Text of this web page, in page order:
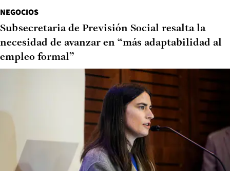
NEGOCIOS
Subsecretaria de Previsión Social resalta la
necesidad de avanzar en “más adaptabilidad al
empleo formal”